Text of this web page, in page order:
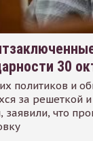
30
политиков и
за решеткой
что